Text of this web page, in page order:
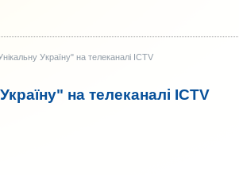
Україну" на телеканалі ICTV
на телеканалі ICTV